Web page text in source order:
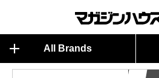
All Brands